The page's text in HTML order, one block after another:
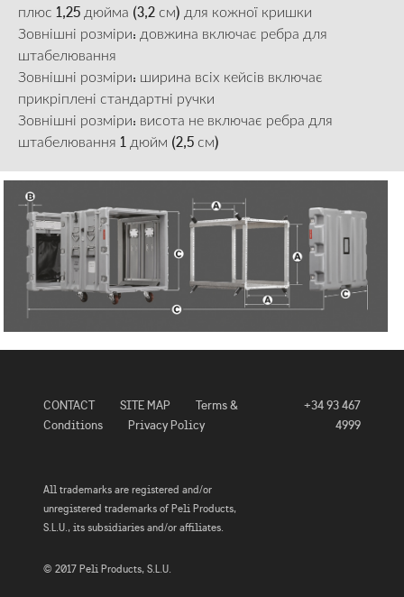
плюс 1,25 дюйма (3,2 см) для кожної кришки
Зовнішні розміри: довжина включає ребра для
штабелювання
Зовнішні розміри: ширина всіх кейсів включає
прикріплені стандартні ручки
Зовнішні розміри: висота не включає ребра для
штабелювання 1 дюйм (2,5 см)
CONTACT SITE MAP
Terms &
Conditions
Privacy Policy
+34 93 467
4999
All trademarks are registered and/or
unregistered trademarks of Peli Products,
S.L.U., its subsidiaries and/or affiliates.
© 2017 Peli Products, S.L.U.